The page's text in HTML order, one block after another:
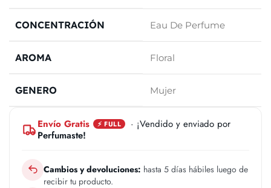
CONCENTRACIÓN Eau De Perfume
AROMA Floral
GENERO Mujer
Envío Gratis ⚡ FULL
· ¡Vendido y enviado por
Perfumaste!
Cambios y devoluciones: hasta 5 días hábiles luego de
recibir tu producto.